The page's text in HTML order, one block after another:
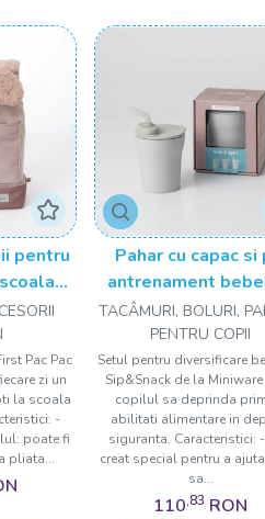
si un stil de viata sanatos.
a sprijini viata de familie
si mult mai putin fragil in
FDA
(US Federal
grele, aditivi chimici, BPA,
pentru
Pac
Pac Pac
zi un
la scoala
-
poate fi
pliata...
Pahar cu capac si
antrenament
Miniware 1-2-3
100% din
naturale
Grey
TACÂMURI, BOLURI,
PENTRU COPII
Setul pentru diversificare
Sip&Snack de la
copilul sa deprinda
abilitati alimentare in
siguranta. Caracteristici:
creat special pentru a
sa...
110,83 RON